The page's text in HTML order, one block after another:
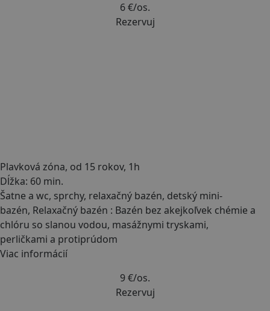
6 €/os.
Rezervuj
Plavková zóna, od 15 rokov, 1h
Dĺžka: 60 min.
Šatne a wc, sprchy, relaxačný bazén, detský mini-
bazén, Relaxačný bazén : Bazén bez akejkoľvek chémie a
chlóru so slanou vodou, masážnymi tryskami,
perličkami a protiprúdom
Viac informácií
9 €/os.
Rezervuj